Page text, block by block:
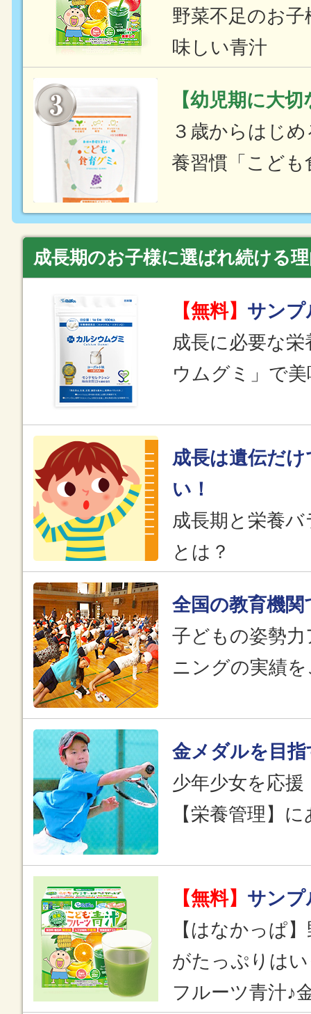
野菜不足のお
味しい青汁
【幼児期に大
３歳からはじ
養習慣「こども
成長期のお子様に選ばれ続ける
【無料】 サンプ
成長に必要な
ウムグミ」で
成長は遺伝だ
い！
成長期と栄養
とは？
全国の教育機関
子どもの姿勢
ニングの実績
金メダルを目指
少年少女を応
【栄養管理】
【無料】 サンプ
【はなかっぱ
がたっぷりは
フルーツ青汁♪